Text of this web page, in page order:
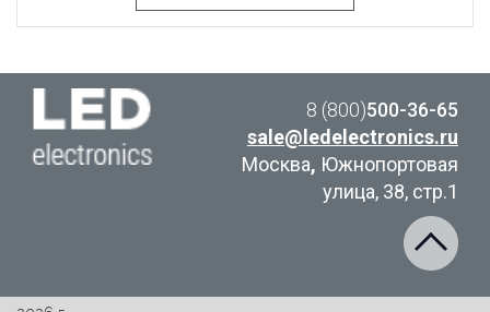
8 (800)500-36-65
sale@ledelectronics.ru
Москва, Южнопортовая
улица, 38, стр.1